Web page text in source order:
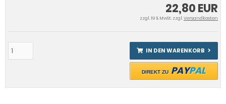
22,80 EUR
zzgl. 19 % MwSt. zzgl.Versandkosten
IN DEN WARENKORB
DIREKT ZU PAYPAL